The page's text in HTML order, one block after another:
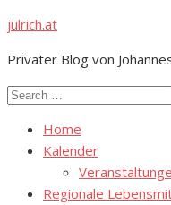
Skip
content
julrich.at
Privater Blog von
Search
Home
Kalender
Regionale